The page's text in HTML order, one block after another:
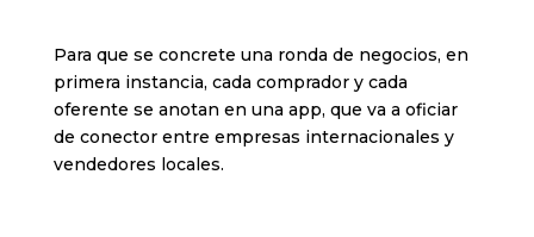
Para que se concrete una ronda de negocios, en
primera instancia, cada comprador y cada
oferente se anotan en una app, que va a oficiar
de conector entre empresas internacionales y
vendedores locales.